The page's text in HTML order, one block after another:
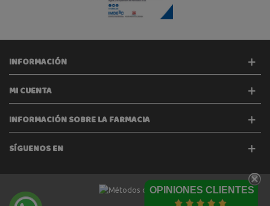
OPINIONES CLIENTES
INFORMACIÓN
MI CUENTA
INFORMACIÓN SOBRE LA FARMACIA
SÍGUENOS EN